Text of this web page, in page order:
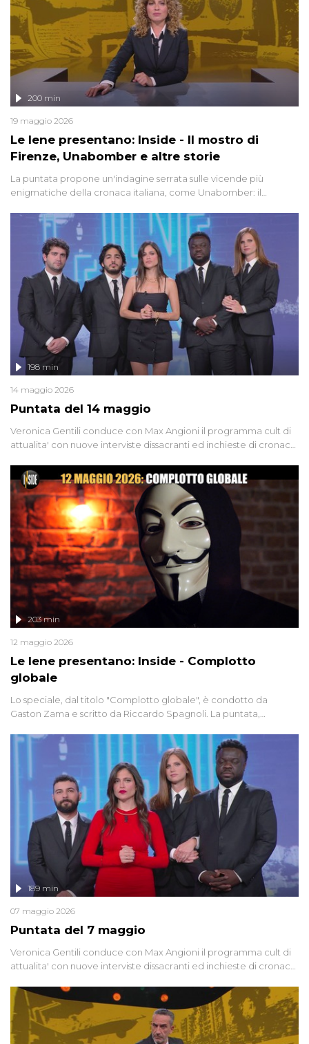
Le Iene presentano: Inside - Il mostro di
Firenze, Unabomber e altre storie
200 min
19 maggio 2026
La puntata propone un'indagine serrata sulle vicende più
enigmatiche della cronaca italiana, come Unabomber: il
'90 e il 2000 che, inquietantemente, potrebbe essere ancora in
libertà. Lo speciale affronta inoltre le zone d'ombra sul Mostro di
Firenze, le cui responsabilità appaiono ancora oggi avvolte in un
groviglio di dubbi mai chiariti. Nel corso dello speciale anche
l'intervista inedita a Olindo Romano, realizzata ne...
Puntata del 14 maggio
198 min
14 maggio 2026
Veronica Gentili conduce con Max Angioni il programma cult di
attualita' con nuove interviste dissacranti ed inchieste di cronaca
Le Iene presentano: Inside - Complotto
globale
203 min
12 maggio 2026
Lo speciale, dal titolo "Complotto globale", è condotto da
Gaston Zama e scritto da Riccardo Spagnoli. La puntata,
racconta l'universo delle narrazioni alternative, dei sospetti
globali e del complottismo che negli ultimi anni hanno invaso
social network, talk show, piazze digitali e immaginario collettivo.
Puntata del 7 maggio
189 min
07 maggio 2026
Veronica Gentili conduce con Max Angioni il programma cult di
attualita' con nuove interviste dissacranti ed inchieste di cronaca